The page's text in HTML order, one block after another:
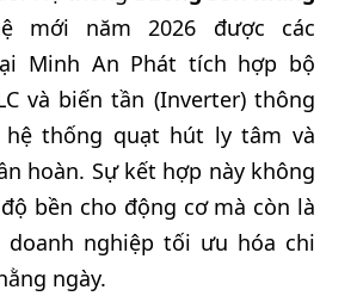
mới năm 2026 được các
Minh An Phát tích hợp bộ
và biến tần (Inverter) thông
hệ thống quạt hút ly tâm và
hoàn. Sự kết hợp này không
bền cho động cơ mà còn là
doanh nghiệp tối ưu hóa chi
ngày.